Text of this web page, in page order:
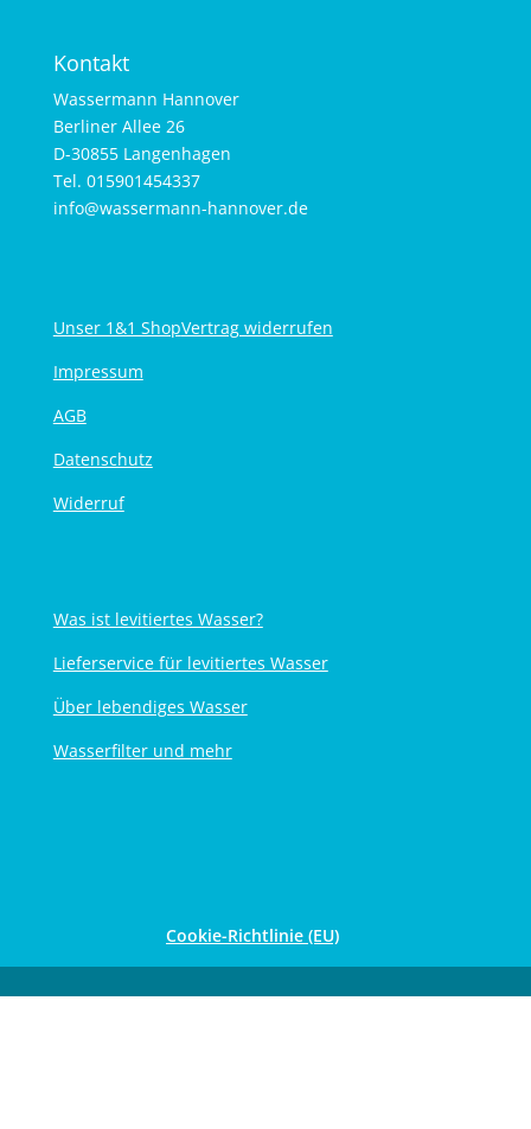
Kontakt
Wassermann Hannover
Berliner Allee 26
D-30855 Langenhagen
Tel. 015901454337
info@wassermann-hannover.de
Unser 1&1 Shop
Impressum
AGB
Datenschutz
Widerruf
Vertrag widerrufen
Was ist levitiertes Wasser?
Lieferservice für levitiertes Wasser
Über lebendiges Wasser
Wasserfilter und mehr
Cookie-Richtlinie (EU)